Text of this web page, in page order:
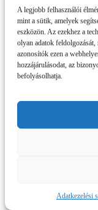
A legjobb felhasználói
mint a sütik, amelyek
eszközön. Az ezekhez a
olyan adatok
azonosítók ezen a
hozzájárulásodat, az
befolyásolhatja.
Adatkezelési